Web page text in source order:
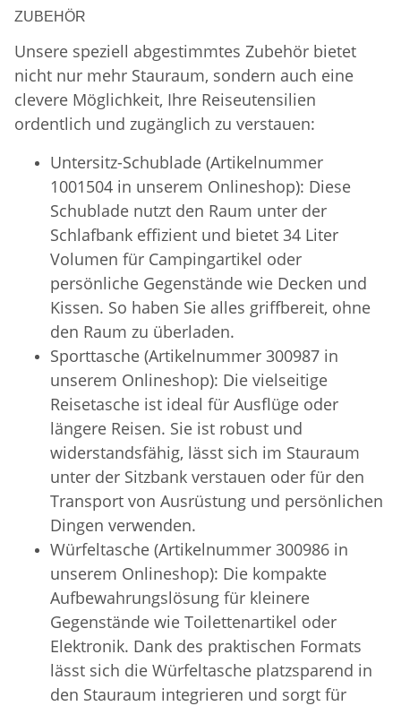
ZUBEHÖR
Unsere speziell abgestimmtes Zubehör bietet
nicht nur mehr Stauraum, sondern auch eine
clevere Möglichkeit, Ihre Reiseutensilien
ordentlich und zugänglich zu verstauen:
Untersitz-Schublade (Artikelnummer
1001504 in unserem Onlineshop): Diese
Schublade nutzt den Raum unter der
Schlafbank effizient und bietet 34 Liter
Volumen für Campingartikel oder
persönliche Gegenstände wie Decken und
Kissen. So haben Sie alles griffbereit, ohne
den Raum zu überladen.
Sporttasche (Artikelnummer 300987 in
unserem Onlineshop): Die vielseitige
Reisetasche ist ideal für Ausflüge oder
längere Reisen. Sie ist robust und
widerstandsfähig, lässt sich im Stauraum
unter der Sitzbank verstauen oder für den
Transport von Ausrüstung und persönlichen
Dingen verwenden.
Würfeltasche (Artikelnummer 300986 in
unserem Onlineshop): Die kompakte
Aufbewahrungslösung für kleinere
Gegenstände wie Toilettenartikel oder
Elektronik. Dank des praktischen Formats
lässt sich die Würfeltasche platzsparend in
den Stauraum integrieren und sorgt für